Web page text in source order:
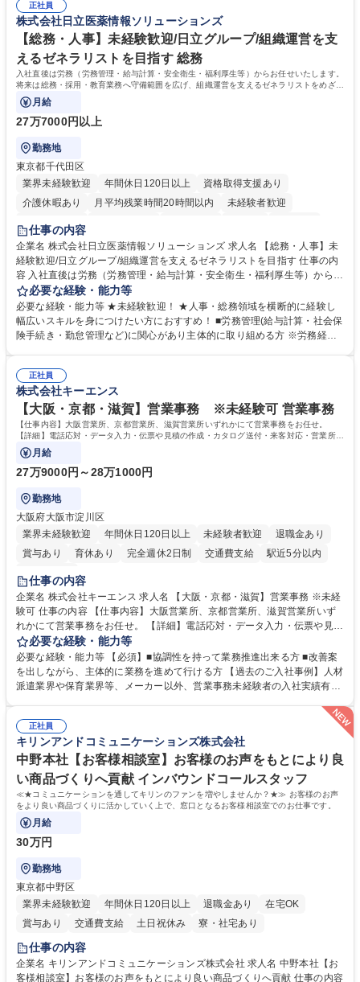
でも質問・相談できる環境が整っているため、安心して成長できます。 募
集職種 【森ビルG】人事・総務◆賞与5ヶ月◆年休120日◆残業少なめ◆
リモート可
務に挑戦できるため、自身の成長と組織への貢献度をダイレクトに実感で
きます。 残業少なめ、週1日リモート可など、ワークライフバランスを保
ち長期活躍できる環境です。 「これまでの幅広い経験を活かし、長期的な
キャリアを築きたい」という前向きな意欲と挑戦を全力で応援します。 学
歴・資格 学歴：大学院 大学 高専 短大 専修学校 高校 語学力： 資格：日商
簿記検定1級 日商簿記検定2級 日商簿記検定3級
正社員
株式会社日立医薬情報ソリューションズ
【総務・人事】未経験歓迎/日立グループ/組織運営を支
えるゼネラリストを目指す 総務
入社直後は労務（労務管理・給与計算・安全衛生・福利厚生等）からお任せいたします。
将来は総務・採用・教育業務へ守備範囲を広げ、組織運営を支えるゼネラリストをめざせ
ます。
月給
27万7000円以上
勤務地
東京都千代田区
業界未経験歓迎
年間休日120日以上
資格取得支援あり
介護休暇あり
月平均残業時間20時間以内
未経験者歓迎
住宅手当あり
育休あり
完全週休2日制 交通費支給 土日祝休み 寮・社宅あり
仕事の内容
企業名 株式会社日立医薬情報ソリューションズ 求人名 【総務・人事】未
経験歓迎/日立グループ/組織運営を支えるゼネラリストを目指す 仕事の内
容 入社直後は労務（労務管理・給与計算・安全衛生・福利厚生等）からお
任せいたします。将来は総務・採用・教育業務へ守備範囲を広げ、組織運
営を支えるゼネラリストをめざせます。 ・初期業務：労働時間管理、給与
計算、社会保険対応、福利厚生管理、安全衛生、健康経営推進等をお任せ
します。ご経験に応じて、休職者管理など、幅広く経験を積んでいただき
幅広く経験を積みたい意欲がある方に最適な環境です。 募集職種 【総
務・人事】未経験歓迎/日立グループ/組織運営を支えるゼネラリストを目
指す
必要な経験・能力等
必要な経験・能力等 ★未経験歓迎！ ★人事・総務領域を横断的に経験し
幅広いスキルを身につけたい方におすすめ！ ■労務管理(給与計算・社会保
険手続き・勤怠管理など)に関心があり主体的に取り組める方 ※労務経験
のご経験 ■労務管理（給与計算・社会保険手続き・勤怠管理など）の経験
■衛生管理者の資格をお持ちの方 学歴・資格 学歴：大学院 大学 高専 短大
専修学校 高校 語学力： 資格：
正社員
株式会社キーエンス
【大阪・京都・滋賀】営業事務 ※未経験可 営業事務
【仕事内容】大阪営業所、京都営業所、滋賀営業所いずれかにて営業事務をお任せ。
【詳細】電話応対・データ入力・伝票や見積の作成・カタログ送付・来客対応・営業所内
で発生する事務業務や業務改善をお任せ。
月給
27万9000円～28万1000円
勤務地
大阪府大阪市淀川区
業界未経験歓迎
年間休日120日以上 未経験者歓迎
退職金あり
賞与あり
育休あり 完全週休2日制 交通費支給
駅近5分以内
土日祝休み
仕事の内容
企業名 株式会社キーエンス 求人名 【大阪・京都・滋賀】営業事務 ※未経
験可 仕事の内容 【仕事内容】大阪営業所、京都営業所、滋賀営業所いず
れかにて営業事務をお任せ。 【詳細】電話応対・データ入力・伝票や見積
の作成・カタログ送付・来客対応・営業所内で発生する事務業務や業務改
善をお任せ。 【教育制度】ご入社後、育成担当とペアになりながらOJTに
て業務を覚えていただくことが可能です。業務システムがきちんと構築さ
れているため、スムーズに仕事に慣れることができる環境です。また、
常に改善を目指す風土のため、安心して業務に取り組んでいただけます。
募集職種 【大阪・京都・滋賀】営業事務 ※未経験可
必要な経験・能力等
必要な経験・能力等 【必須】■協調性を持って業務推進出来る方 ■改善案
を出しながら、主体的に業務を進めて行ける方 【過去のご入社事例】人材
派遣業界や保育業界等、メーカー以外、営業事務未経験者の入社実績有
により、キーエンスの付加価値向上に貢献します。ベースの定型業務に加
えて、お客様や社員の状況に合わせ、能動的なサポート、改善の動きも期
待され。組織を支えるスペシャリストとして、チームに貢献し、結果的に
社員から頼られる存在になることができます。平均19:30の退勤以降の業
務の持ち帰りも禁止されており、メリハリのある働き方となります。 学
歴・資格 学歴：大学院 大学 高専 短大 語学力： 資格：
正社員
キリンアンドコミュニケーションズ株式会社
中野本社【お客様相談室】お客様のお声をもとにより良
い商品づくりへ貢献 インバウンドコールスタッフ
≪★コミュニケーションを通してキリンのファンを増やしませんか？★≫ お客様のお声
をより良い商品づくりに活かしていく上で、窓口となるお客様相談室でのお仕事です。
月給
30万円
勤務地
東京都中野区
業界未経験歓迎
年間休日120日以上 退職金あり
在宅OK
賞与あり
交通費支給 土日祝休み 寮・社宅あり
仕事の内容
企業名 キリンアンドコミュニケーションズ株式会社 求人名 中野本社【お
客様相談室】お客様のお声をもとにより良い商品づくりへ貢献 仕事の内容